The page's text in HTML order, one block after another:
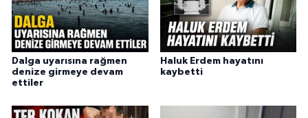
Dalga uyarısına rağmen
denize girmeye devam
ettiler
Haluk Erdem hayatını
kaybetti